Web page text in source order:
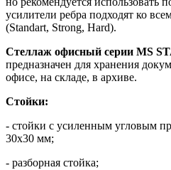
усилители ребра подходят ко
(Standart, Strong, Hard).
Стеллаж офисный серии MS
предназначен для хранения
офисе, на складе, в архиве.
Стойки:
- стойки с усиленным угловым
30х30 мм;
- разборная стойка;